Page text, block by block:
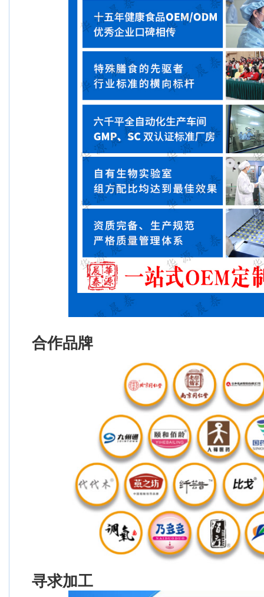
合作品牌
寻求加工